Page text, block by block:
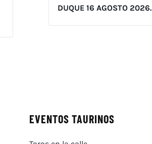
DUQUE 16 AGOSTO 2026.
EVENTOS TAURINOS